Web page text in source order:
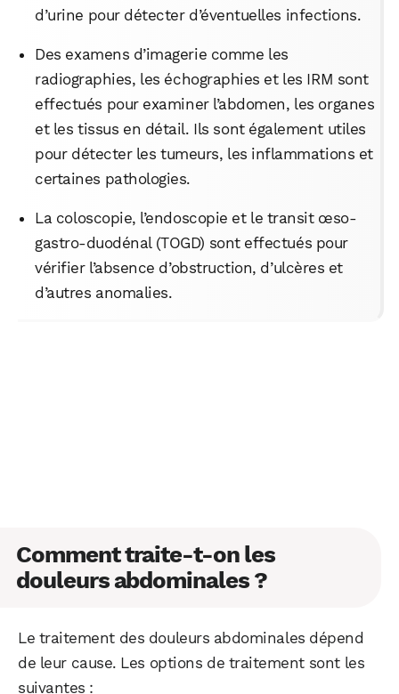
d’urine pour détecter d’éventuelles infections.
Des examens d’imagerie comme les
radiographies, les échographies et les IRM sont
effectués pour examiner l’abdomen, les organes
et les tissus en détail. Ils sont également utiles
pour détecter les tumeurs, les inflammations et
certaines pathologies.
La coloscopie, l’endoscopie et le transit œso-
gastro-duodénal (TOGD) sont effectués pour
vérifier l’absence d’obstruction, d’ulcères et
d’autres anomalies.
Comment traite-t-on les
douleurs abdominales ?
Le traitement des douleurs abdominales dépend
de leur cause. Les options de traitement sont les
suivantes :